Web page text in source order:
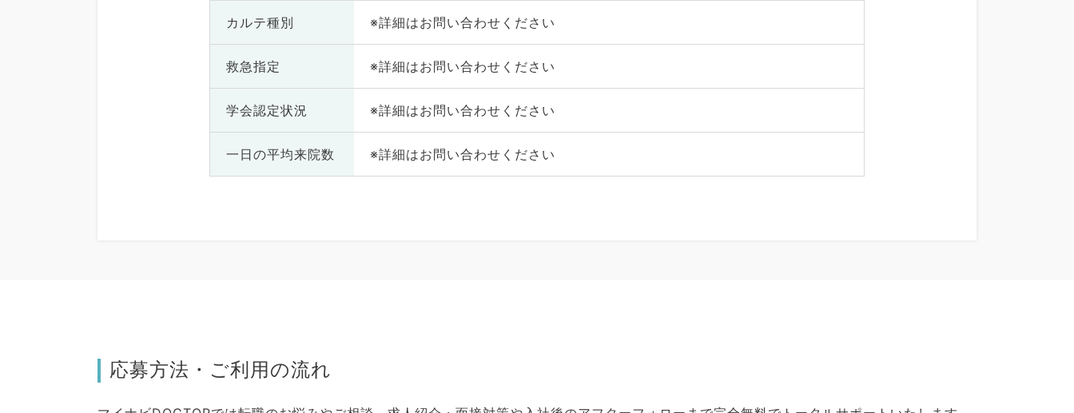
カルテ種別 ※詳細はお問い合わせください
救急指定 ※詳細はお問い合わせください
学会認定状況 ※詳細はお問い合わせください
一日の平均来院数 ※詳細はお問い合わせください
応募方法・ご利用の流れ